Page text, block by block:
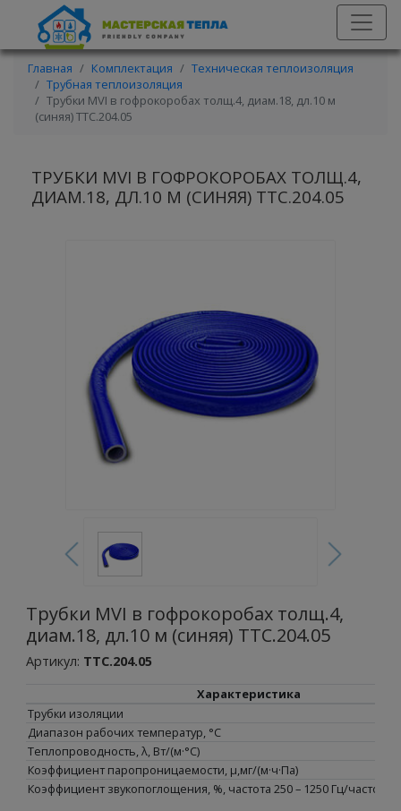
Главная Комплектация
Техническая теплоизоляция
Трубная теплоизоляция
Трубки MVI в гофрокоробах толщ.4, диам.18, дл.10 м
(синяя) TTС.204.05
ТРУБКИ MVI В ГОФРОКОРОБАХ ТОЛЩ.4,
ДИАМ.18, ДЛ.10 М (СИНЯЯ) TTС.204.05
Трубки MVI в гофрокоробах толщ.4,
диам.18, дл.10 м (синяя) TTС.204.05
Артикул: TTС.204.05
Характеристика
Трубки изоляции
Диапазон рабочих температур, °С
Теплопроводность, λ, Вт/(м·°C)
Коэффициент паропроницаемости, μ,мг/(м·ч·Па)
Коэффициент звукопоглощения, %, частота 250 – 1250 Гц/частота